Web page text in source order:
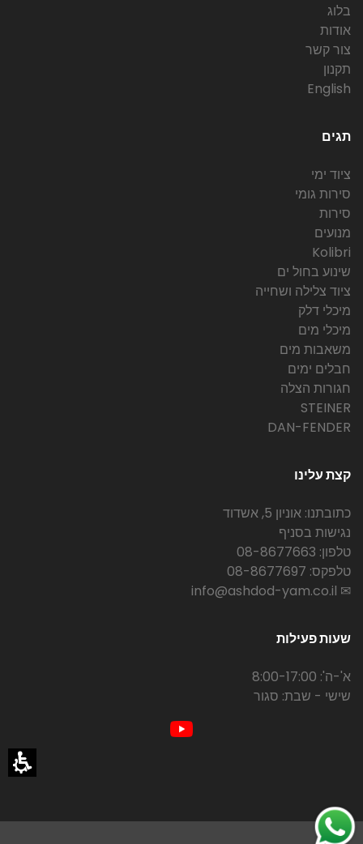
בלוג
אודות
צור קשר
תקנון
English
תגים
ציוד ימי
סירות גומי
סירות
מנועים
Kolibri
שינוע בחול ים
ציוד צלילה ושחייה
מיכלי דלק
מיכלי מים
משאבות מים
חבלים ימים
חגורות הצלה
STEINER
DAN-FENDER
קצת עלינו
כתובתנו: אוניון 5, אשדוד
נגישות בסניף
טלפון: 08-8677663
טלפקס: 08-8677697
✉ info@ashdod-yam.co.il
שעות פעילות
א'-ה': 8:00-17:00
שישי - שבת: סגור